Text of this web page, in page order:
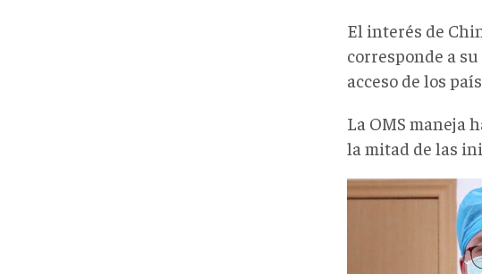
El interés de
corresponde a
acceso de los
La OMS maneja
la mitad de las